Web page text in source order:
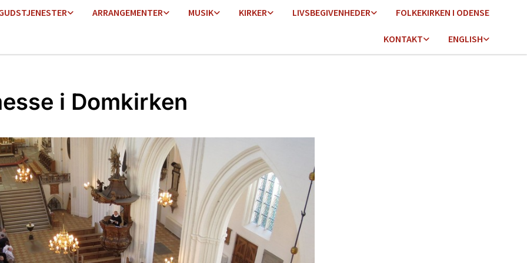
ARRANGEMENTER MUSIK KIRKER LIVSBEGIVENHEDER FOLKEKIRKEN I ODENSE
KONTAKT ENGLISH
i Domkirken